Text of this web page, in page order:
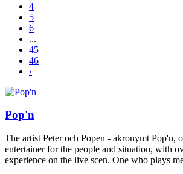
4
5
6
...
45
46
›
Pop'n
The artist Peter och Popen - akronymt Pop'n,
entertainer for the people and situation, with
experience on the live scen. One who plays